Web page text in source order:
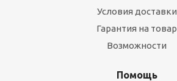
Условия доставки
Гарантия на товар
Возможности
Помощь